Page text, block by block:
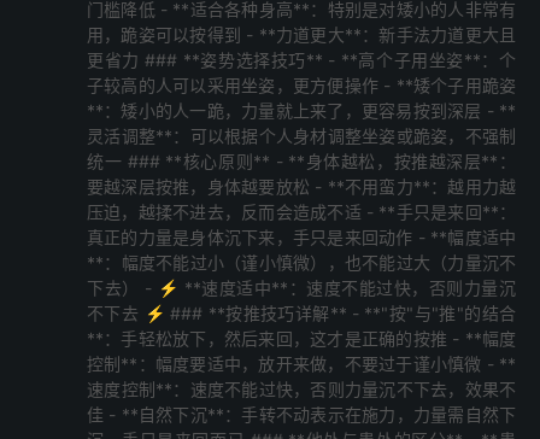
门槛降低 - **适合各种身高**：特别是对矮小的人非常有
用，跪姿可以按得到 - **力道更大**：新手法力道更大且
更省力 ### **姿势选择技巧** - **高个子用坐姿**：个
子较高的人可以采用坐姿，更方便操作 - **矮个子用跪姿
**：矮小的人一跪，力量就上来了，更容易按到深层 - **
灵活调整**：可以根据个人身材调整坐姿或跪姿，不强制
统一 ### **核心原则** - **身体越松，按推越深层**：
要越深层按推，身体越要放松 - **不用蛮力**：越用力越
压迫，越揉不进去，反而会造成不适 - **手只是来回**：
真正的力量是身体沉下来，手只是来回动作 - **幅度适中
**：幅度不能过小（谨小慎微），也不能过大（力量沉不
下去） - ⚡ **速度适中**：速度不能过快，否则力量沉
不下去 ⚡ ### **按推技巧详解** - **"按"与"推"的结合
**：手轻松放下，然后来回，这才是正确的按推 - **幅度
控制**：幅度要适中，放开来做，不要过于谨小慎微 - **
速度控制**：速度不能过快，否则力量沉不下去，效果不
佳 - **自然下沉**：手转不动表示在施力，力量需自然下